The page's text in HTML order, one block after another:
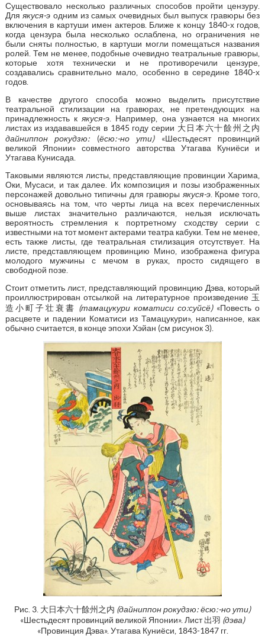
Существовало несколько различных способов пройти цензуру.
Дляякуся-э одним из самых очевидных был выпуск гравюры без
включения в картуши имен актеров. Ближе к концу 1840-х годов,
когда цензура была несколько ослаблена, но ограничения не
были сняты полностью, в картуши могли помещаться названия
ролей. Тем не менее, подобные очевидно театральные гравюры,
которые хотя технически и не противоречили цензуре,
создавались сравнительно мало, особенно в середине 1840-х
годов.
В качестве другого способа можно выделить присутствие
театральной стилизации на гравюрах, не претендующих на
принадлежность кякуся-э . Например, она узнается на многих
листах из издававшейся в 1845 году серии 大日本六十餘州之内
дайниппон рокудзю: (ёсю:-но ути)«Шестьдесят провинций
великой Японии» совместного авторства Утагава Куниёси и
Утагава Кунисада.
Таковыми являются листы, представляющие провинции Харима,
Оки, Мусаси, и так далее. Их композиция и позы изображенных
персонажей довольно типичны для гравюры якуся-э. Кроме того,
основываясь на том, что черты лица на всех перечисленных
выше листах значительно различаются, нельзя исключать
вероятность стремления к портретному сходству серии с
известными на тот момент актерами театра кабуки. Тем не менее,
есть также листы, где театральная стилизация отсутствует. На
листе, представляющем провинцию Мино, изображена фигура
молодого мужчины с мечом в руках, просто сидящего в
свободной позе.
Стоит отметить лист, представляющий провинцию Дэва, который
проиллюстрирован отсылкой на литературное произведение 玉
造小町子壮衰書 (тамацукури коматиси со:суйсё) «Повесть о
расцвете и падении Коматиси из Тамацукури», написанное, как
обычно считается, в конце эпохи Хэйан (см рисунок 3).
Рис. 3. 大日本六十餘州之内 (дайниппон рокудзю: ёсю:-но ути)
«Шестьдесят провинций великой Японии». Лист 出羽 (дэва)
«Провинция Дэва». Утагава Куниёси, 1843-1847 гг.